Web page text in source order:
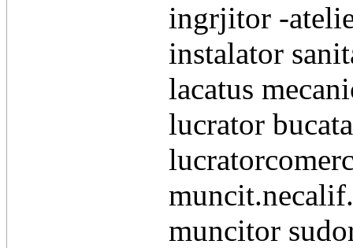
ingrjitor -
instalator
lacatus
lucrator
muncitor